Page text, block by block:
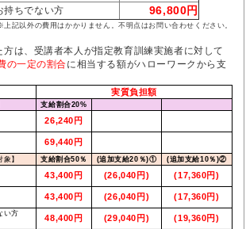
持ちでない方 96,800円
上記以外の費用はかかりません。不明点はお問い合わせください。
は、受講者本人が指定教育訓練実施者に対して
の一定の割合に相当する額がハローワークから支
実質負担額
支給割合20%
26,240円
69,440円
】 支給割合50％ (追加支給20％)① (追加支給10％)②
43,400円 (26,040円) (17,360円)
43,400円 (26,040円) (17,360円)
い方
48,400円 (29,040円) (19,360円)